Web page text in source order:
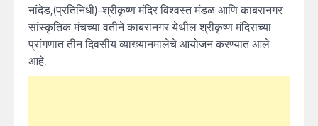
नांदेड,(प्रतिनिधी)-श्रीकृष्ण मंदिर विश्वस्त मंडळ आणि काबरानगर
सांस्कृतिक मंचच्या वतीने काबरानगर येथील श्रीकृष्ण मंदिराच्या
प्रांगणात तीन दिवसीय व्याख्यानमालेचे आयोजन करण्यात आले
आहे.